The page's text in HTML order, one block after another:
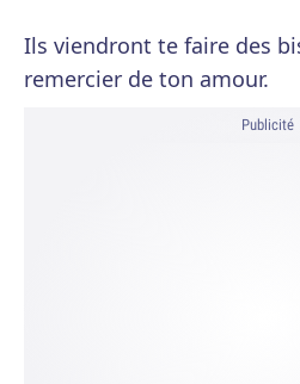
Ils viendront te faire des
remercier de ton amour.
Publicité